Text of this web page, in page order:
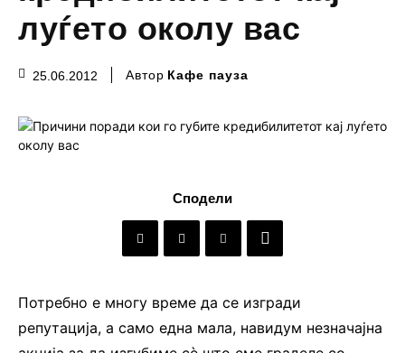
луѓето околу вас
25.06.2012 Автор Кафе пауза
Сподели
Потребно е многу време да се изгради
репутација, а само една мала, навидум незначајна